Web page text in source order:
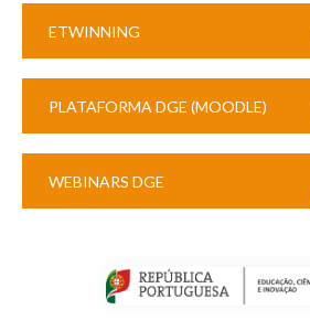
ETWINNING
PLATAFORMA DGE (MOODLE)
WEBINARS DGE